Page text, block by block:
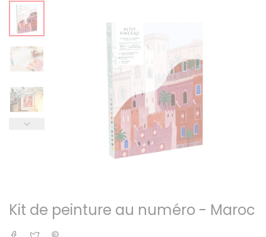
Kit de peinture au numéro - Maroc
Partager
Tweet